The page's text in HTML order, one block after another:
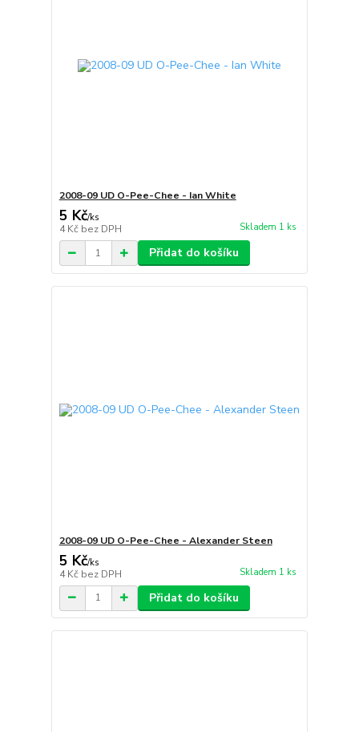
2008-09 UD O-Pee-Chee - Ian White
5 Kč/ks
4 Kč bez DPH Skladem 1 ks
Přidat do košíku
2008-09 UD O-Pee-Chee - Alexander Steen
5 Kč/ks
4 Kč bez DPH Skladem 1 ks
Přidat do košíku